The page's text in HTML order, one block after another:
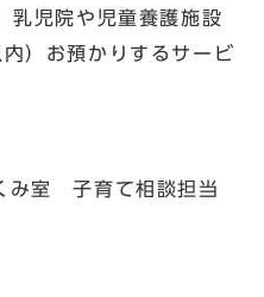
児院や児童養護施設
）お預かりするサービ
み室 子育て相談担当